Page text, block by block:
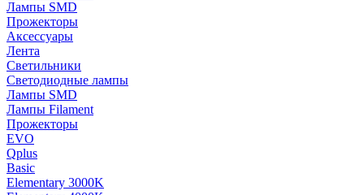
Лампы SMD
Прожекторы
Аксессуары
Лента
Светильники
Светодиодные лампы
Лампы SMD
Лампы Filament
Прожекторы
EVO
Qplus
Basic
Elementary 3000K